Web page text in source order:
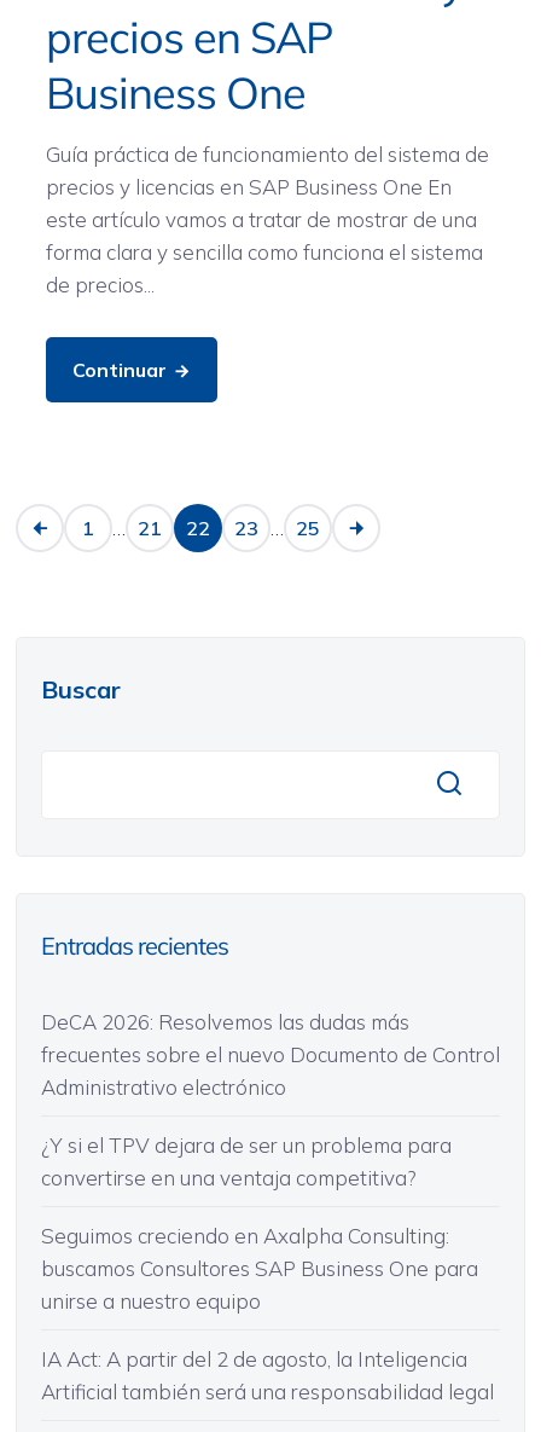
precios en SAP
Business One
Guía práctica de funcionamiento del sistema de
precios y licencias en SAP Business One En
este artículo vamos a tratar de mostrar de una
forma clara y sencilla como funciona el sistema
de precios...
Continuar
1 … 21 22 23 … 25
Buscar
Entradas recientes
DeCA 2026: Resolvemos las dudas más
frecuentes sobre el nuevo Documento de Control
Administrativo electrónico
¿Y si el TPV dejara de ser un problema para
convertirse en una ventaja competitiva?
Seguimos creciendo en Axalpha Consulting:
buscamos Consultores SAP Business One para
unirse a nuestro equipo
IA Act: A partir del 2 de agosto, la Inteligencia
Artificial también será una responsabilidad legal